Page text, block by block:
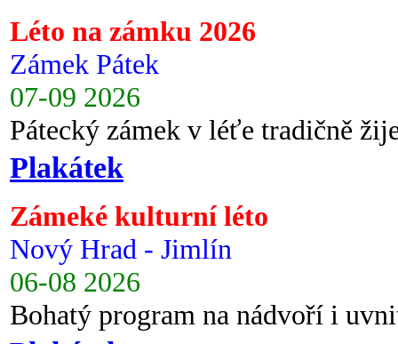
Léto na zámku 2026
Zámek Pátek
07-09 2026
Pátecký zámek v léťe tradičně
Plakátek
Zámeké kulturní léto
Nový Hrad - Jimlín
06-08 2026
Bohatý program na nádvoří i